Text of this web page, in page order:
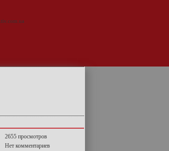
2655 просмотров
Нет комментариев